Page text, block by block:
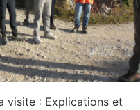
visite : Explications et